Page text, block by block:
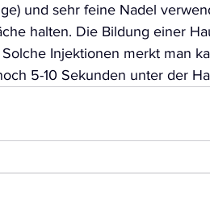
und sehr feine Nadel
halten. Die Bildung einer
Injektionen merkt man
5-10 Sekunden unter der